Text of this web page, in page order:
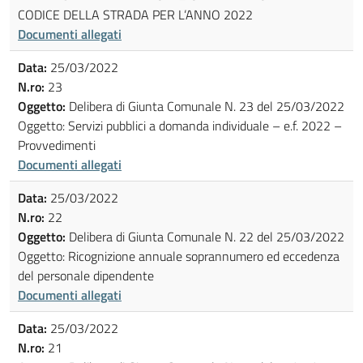
CODICE DELLA STRADA PER L’ANNO 2022
Documenti allegati
Data: 25/03/2022
N.ro: 23
Oggetto: Delibera di Giunta Comunale N. 23 del 25/03/2022
Oggetto: Servizi pubblici a domanda individuale – e.f. 2022 –
Provvedimenti
Documenti allegati
Data: 25/03/2022
N.ro: 22
Oggetto: Delibera di Giunta Comunale N. 22 del 25/03/2022
Oggetto: Ricognizione annuale soprannumero ed eccedenza
del personale dipendente
Documenti allegati
Data: 25/03/2022
N.ro: 21